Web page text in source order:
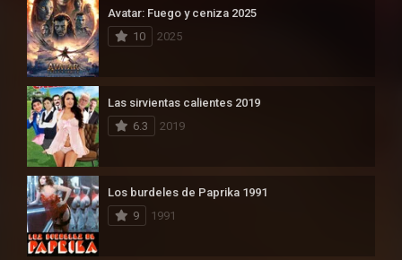
Avatar: Fuego y ceniza 2025
10
2025
Las sirvientas calientes 2019
6.3
2019
Los burdeles de Paprika 1991
9
1991